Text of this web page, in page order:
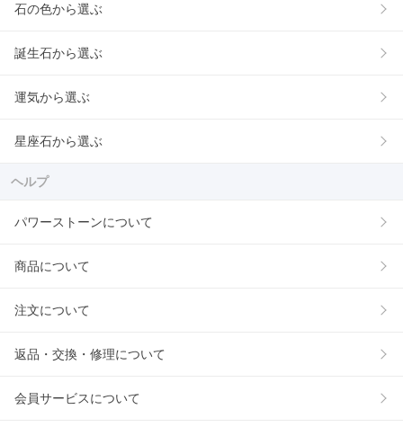
石の色から選ぶ
誕生石から選ぶ
運気から選ぶ
星座石から選ぶ
ヘルプ
パワーストーンについて
商品について
注文について
返品・交換・修理について
会員サービスについて